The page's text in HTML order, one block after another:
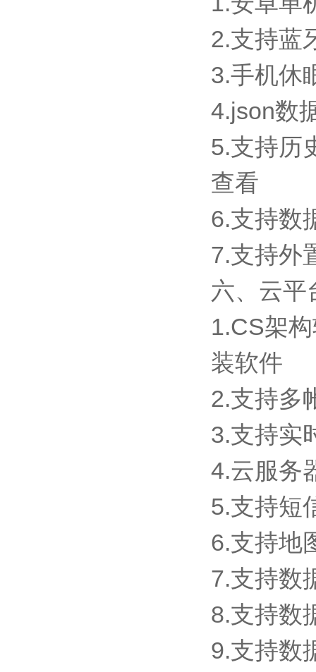
2.支持蓝
3.手机休
4.json数
5.支持历
查看
6.支持数
7.支持外
六、云平
1.CS架
装软件
2.支持多
3.支持实
4.云服务
5.支持短
6.支持地
7.支持数
8.支持数
9.支持数